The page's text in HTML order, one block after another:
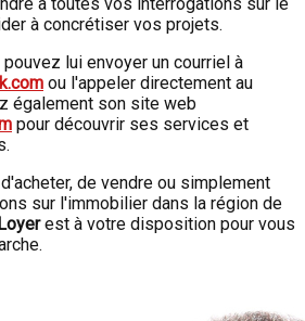
à toutes vos interrogations sur le
à concrétiser vos projets.
lui envoyer un courriel à
ou l'appeler directement au
également son site web
pour découvrir ses services et
de vendre ou simplement
sur l'immobilier dans la région de
est à votre disposition pour vous